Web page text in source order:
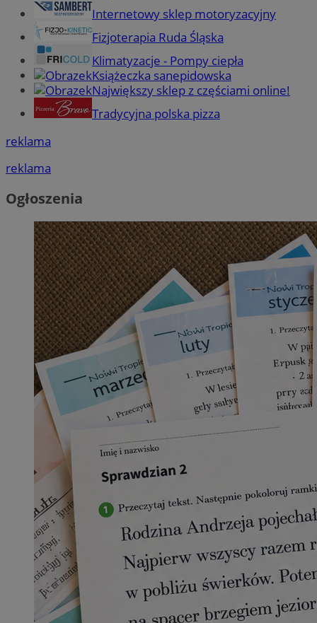
Internetowy sklep motoryzacyjny
Fizjoterapia Ruda Śląska
Klimatyzacje - Pompy ciepła
Książeczka sanepidowska
Największy sklep z częściami online!
Tradycyjna polska pizza
reklama
reklama
Ogłoszenia